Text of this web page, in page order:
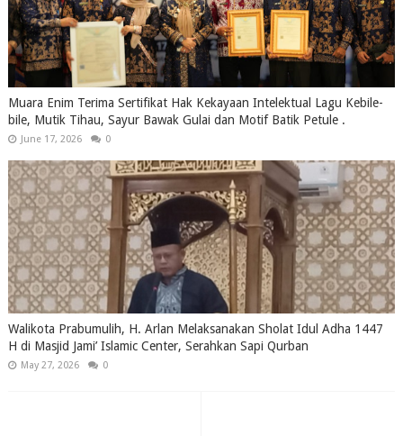
Muara Enim Terima Sertifikat Hak Kekayaan Intelektual Lagu Kebile-
bile, Mutik Tihau, Sayur Bawak Gulai dan Motif Batik Petule .
June 17, 2026 0
Walikota Prabumulih, H. Arlan Melaksanakan Sholat Idul Adha 1447
H di Masjid Jami’ Islamic Center, Serahkan Sapi Qurban
May 27, 2026 0